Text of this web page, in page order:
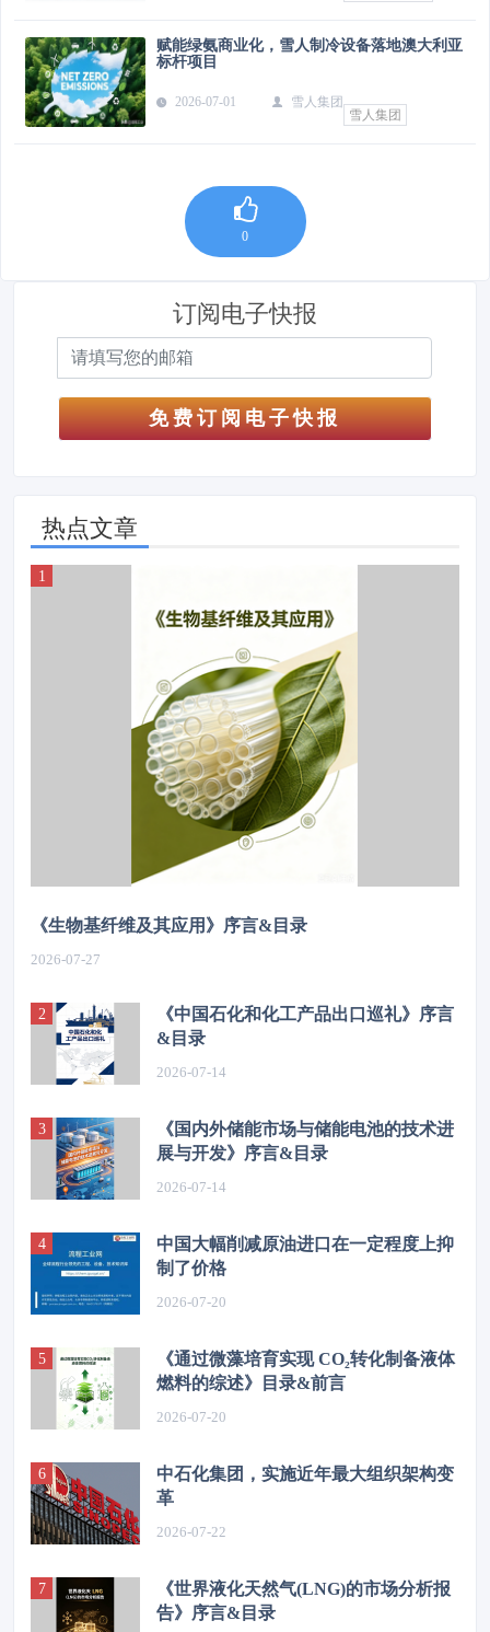
赋能绿氨商业化，雪人制冷设备落地澳大利亚
标杆项目
2026-07-01
雪人集团
雪人集团
0
订阅电子快报
免费订阅电子快报
热点文章
《生物基纤维及其应用》序言&目录
2026-07-27
《中国石化和化工产品出口巡礼》序言
&目录
2026-07-14
《国内外储能市场与储能电池的技术进
展与开发》序言&目录
2026-07-14
中国大幅削减原油进口在一定程度上抑
制了价格
2026-07-20
《通过微藻培育实现 CO₂转化制备液体
燃料的综述》目录&前言
2026-07-20
中石化集团，实施近年最大组织架构变
革
2026-07-22
《世界液化天然气(LNG)的市场分析报
告》序言&目录